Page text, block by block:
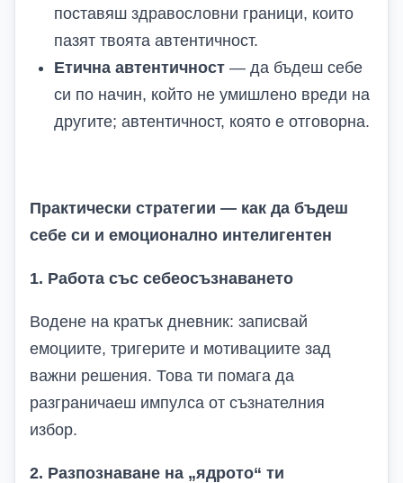
поставяш здравословни граници, които
пазят твоята автентичност.
Етична автентичност — да бъдеш себе
си по начин, който не умишлено вреди на
другите; автентичност, която е отговорна.
Практически стратегии — как да бъдеш
себе си и емоционално интелигентен
1. Работа със себеосъзнаването
Водене на кратък дневник: записвай
емоциите, тригерите и мотивациите зад
важни решения. Това ти помага да
разграничаеш импулса от съзнателния
избор.
2. Разпознаване на „ядрото“ ти